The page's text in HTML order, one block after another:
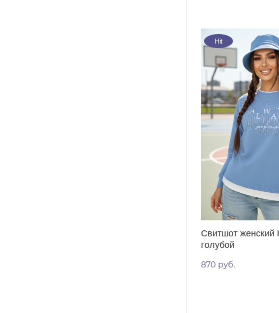
Hit
Свитшот женский
голубой
870 руб.